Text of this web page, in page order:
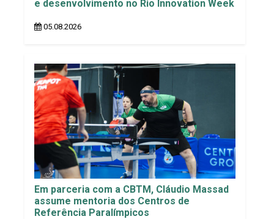
e desenvolvimento no Rio Innovation Week
05.08.2026
Em parceria com a CBTM, Cláudio Massad
assume mentoria dos Centros de
Referência Paralímpicos